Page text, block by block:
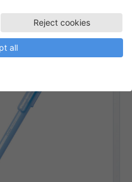
Reject cookies
all